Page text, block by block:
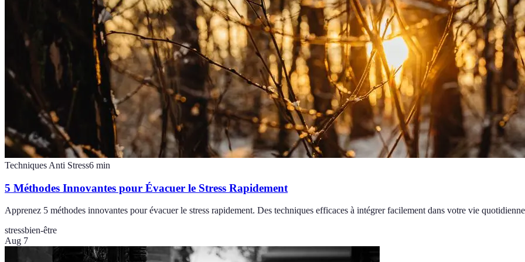
Techniques Anti Stress6 min
5 Méthodes Innovantes pour Évacuer le Stress Rapidement
Apprenez 5 méthodes innovantes pour évacuer le stress rapidement. Des techniques efficaces à intégrer facilement dans votre vie
stressbien-être
Aug 7